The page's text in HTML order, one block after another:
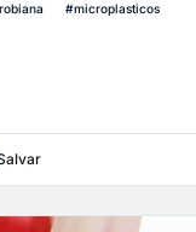
#microplasticos